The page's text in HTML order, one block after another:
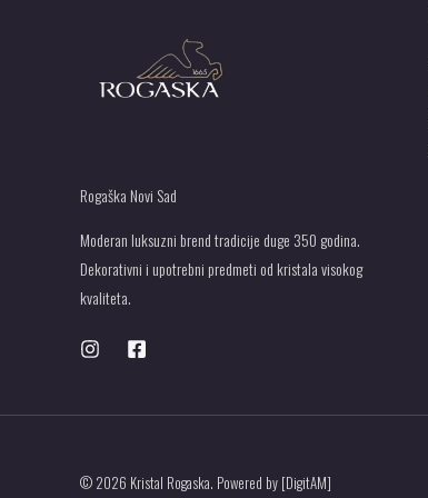
Rogaška Novi Sad
Moderan luksuzni brend tradicije duge 350 godina.
Dekorativni i upotrebni predmeti od kristala visokog
kvaliteta.
© 2026 Kristal Rogaska. Powered by [DigitAM]